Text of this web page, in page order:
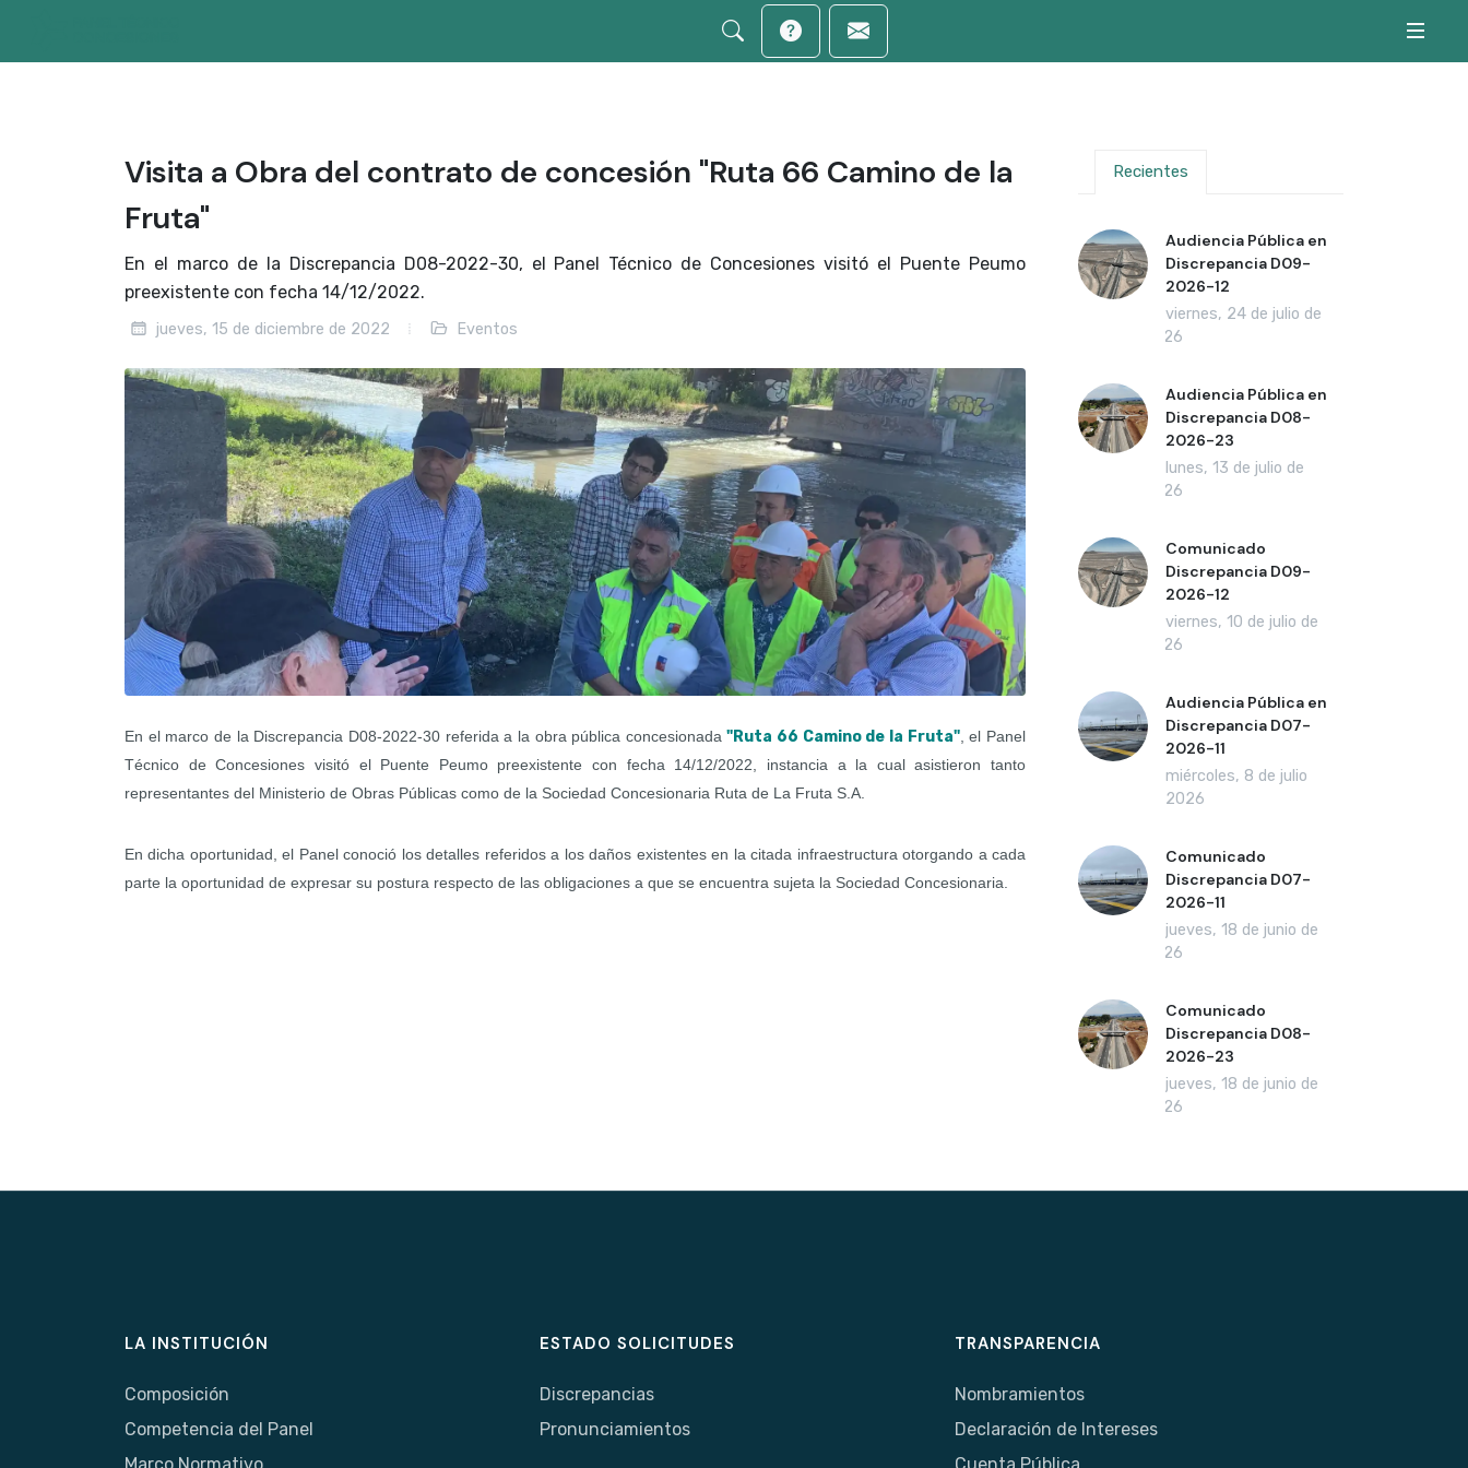
Visita a Obra del contrato de concesión "Ruta 66 Camino de la
Fruta"
En el marco de la Discrepancia D08-2022-30, el Panel Técnico de Concesiones visitó el Puente Peumo
preexistente con fecha 14/12/2022.
jueves, 15 de diciembre de 2022 Eventos
En el marco de la Discrepancia D08-2022-30 referida a la obra pública concesionada"Ruta 66 Camino de la Fruta", el Panel
Técnico de Concesiones visitó el Puente Peumo preexistente con fecha 14/12/2022, instancia a la cual asistieron tanto
representantes del Ministerio de Obras Públicas como de la Sociedad Concesionaria Ruta de La Fruta S.A.
En dicha oportunidad, el Panel conoció los detalles referidos a los daños existentes en la citada infraestructura otorgando a cada
parte la oportunidad de expresar su postura respecto de las obligaciones a que se encuentra sujeta la Sociedad Concesionaria.
Recientes
Audiencia Pública en
Discrepancia D09-
2026-12
viernes, 24 de julio de
2026
Audiencia Pública en
Discrepancia D08-
2026-23
lunes, 13 de julio de
2026
Comunicado
Discrepancia D09-
2026-12
viernes, 10 de julio de
2026
Audiencia Pública en
Discrepancia D07-
2026-11
miércoles, 8 de julio
de 2026
Comunicado
Discrepancia D07-
2026-11
jueves, 18 de junio de
2026
Comunicado
Discrepancia D08-
2026-23
jueves, 18 de junio de
2026
LA INSTITUCIÓN
Composición
Competencia del Panel
Marco Normativo
ESTADO SOLICITUDES
Discrepancias
Pronunciamientos
TRANSPARENCIA
Nombramientos
Declaración de Intereses
Cuenta Pública